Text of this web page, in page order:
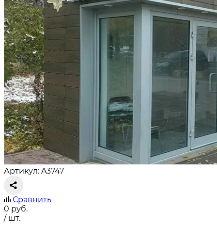
Артикул: A3747
Сравнить
0 руб.
/ шт.